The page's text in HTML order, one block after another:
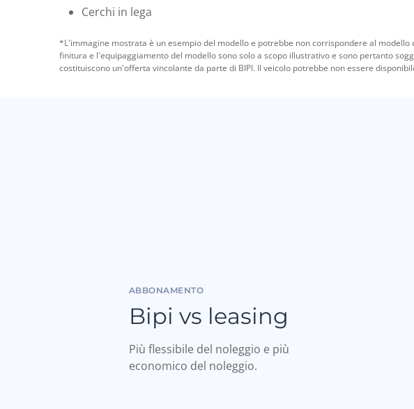
Cerchi in lega
*L'immagine mostrata è un esempio del modello e potrebbe non corrispondere al modello
finitura e l'equipaggiamento del modello sono solo a scopo illustrativo e sono pertanto
costituiscono un'offerta vincolante da parte di BIPI. Il veicolo potrebbe non essere
ABBONAMENTO
Bipi vs leasing
Più flessibile del noleggio e più
economico del noleggio.